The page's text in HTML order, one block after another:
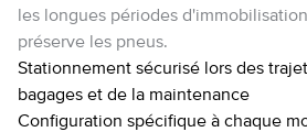
les longues périodes
préserve les pneus.
Stationnement sécurisé lors des
bagages et de la maintenance
Configuration spécifique à chaque